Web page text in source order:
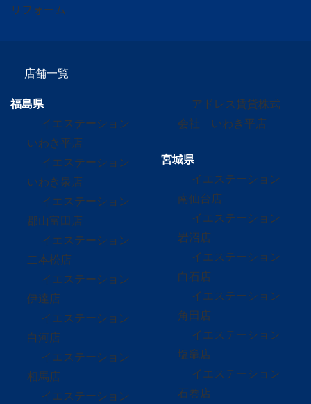
リフォーム
店舗一覧
福島県
イエステーション
いわき平店
イエステーション
いわき泉店
イエステーション
郡山富田店
イエステーション
二本松店
イエステーション
伊達店
イエステーション
白河店
イエステーション
相馬店
イエステーション
アドレス賃貸株式
会社 いわき平店
宮城県
イエステーション
南仙台店
イエステーション
岩沼店
イエステーション
白石店
イエステーション
角田店
イエステーション
塩竈店
イエステーション
石巻店